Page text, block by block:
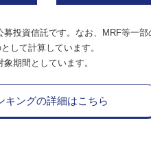
投資信託です。なお、MRF等一部
して計算しています。
期間としています。
キングの詳細はこちら